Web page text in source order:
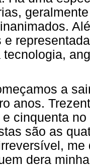
e
tecnologia,
a
anos.
cinquenta
são as
dera